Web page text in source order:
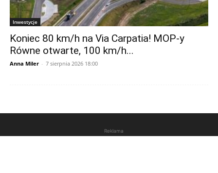
Inwestycje
Koniec 80 km/h na Via Carpatia! MOP-y
Równe otwarte, 100 km/h...
Anna Miler - 7 sierpnia 2026 18:00
Reklama